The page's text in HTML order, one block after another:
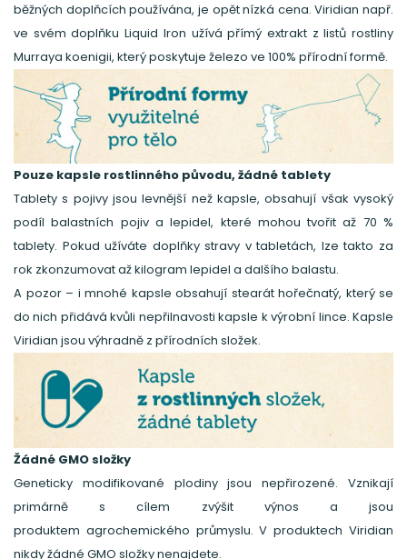
běžných doplňcích používána, je opět nízká cena. Viridian např.
ve svém doplňku Liquid Iron užívá přímý extrakt z listů rostliny
Murraya koenigii, který poskytuje železo ve 100% přírodní formě.
Pouze kapsle rostlinného původu, žádné tablety
Tablety s pojivy jsou levnější než kapsle, obsahují však vysoký
podíl balastních pojiv a lepidel, které mohou tvořit až 70 %
tablety. Pokud užíváte doplňky stravy v tabletách, lze takto za
rok zkonzumovat až kilogram lepidel a dalšího balastu.
A pozor – i mnohé kapsle obsahují stearát hořečnatý, který se
do nich přidává kvůli nepřilnavosti kapsle k výrobní lince. Kapsle
Viridian jsou výhradně z přírodních složek.
Žádné GMO složky
Geneticky modifikované plodiny jsou nepřirozené. Vznikají
primárně s cílem zvýšit výnos a jsou
produktem agrochemického průmyslu. V produktech Viridian
nikdy žádné GMO složky nenajdete.